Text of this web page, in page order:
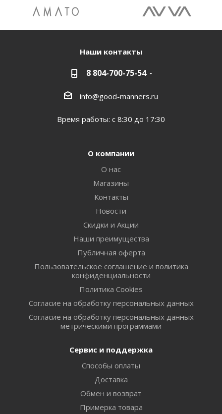
Наши контакты
8 804-700-75-54
info@good-manners.ru
Время работы: с 8:30 до 17:30
О компании
О нас
Магазины
Контакты
Новости
Скидки и Акции
Наши преимущества
Публичная оферта
Пользовательское соглашение и политика
конфиденциальности
Политика Cookies
Согласие на обработку персональных данных
Согласие на обработку персональных данных
метрическими программами
Сервис и поддержка
Способы оплаты
Доставка
Обмен и возврат
Примерка товара